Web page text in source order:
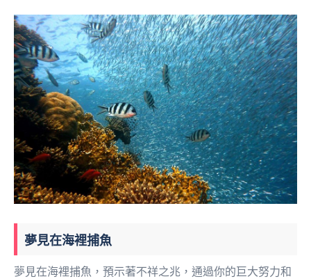
夢見在海裡捕魚
夢見在海裡捕魚，預示著不祥之兆，通過你的巨大努力和